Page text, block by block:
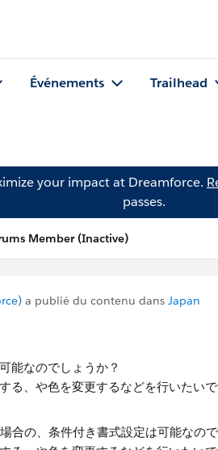
Événements Trailhead
your impact at Dreamforce.
passes.
Member (Inactive)
a publié du contenu dans Japan
能なのでしょうか？
、や色を変更するなどを行いたいで